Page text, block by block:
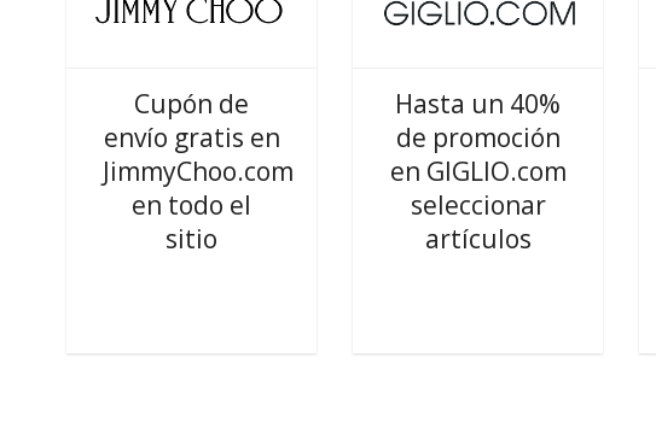
Cupón de
envío gratis en
JimmyChoo.com
en todo el
sitio
Hasta un 40%
de promoción
en GIGLIO.com
seleccionar
artículos